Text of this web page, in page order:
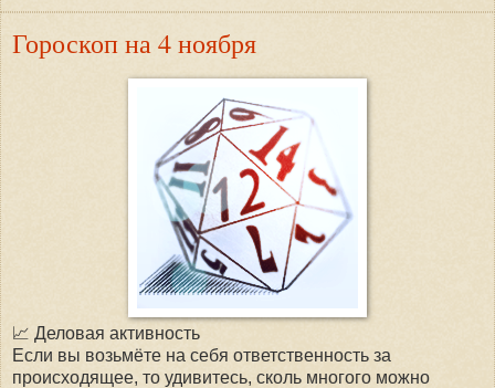
Гороскоп на 4 ноября
📈 Деловая активность
Если вы возьмёте на себя ответственность за
происходящее, то удивитесь, сколь многого можно